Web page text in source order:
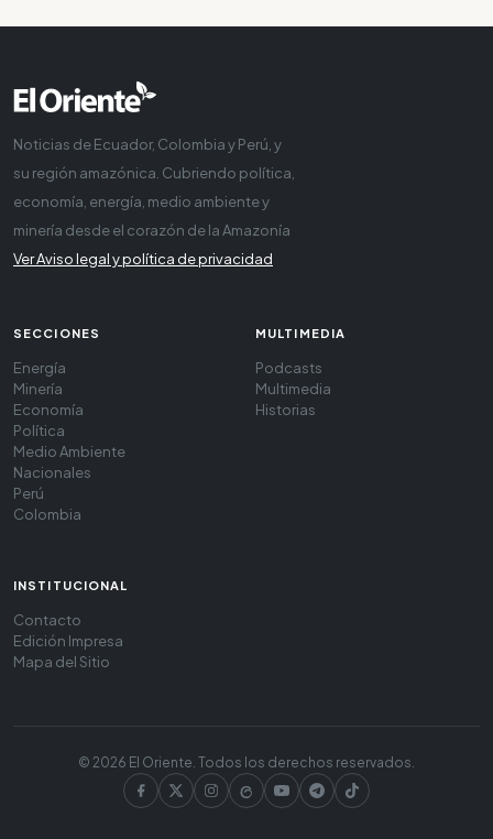
Noticias de Ecuador, Colombia y Perú, y
su región amazónica. Cubriendo política,
economía, energía, medio ambiente y
minería desde el corazón de la Amazonía
Ver Aviso legal y política de privacidad
SECCIONES
Energía
Minería
Economía
Política
Medio Ambiente
Nacionales
Perú
Colombia
MULTIMEDIA
Podcasts
Multimedia
Historias
INSTITUCIONAL
Contacto
Edición Impresa
Mapa del Sitio
© 2026 El Oriente. Todos los derechos reservados.